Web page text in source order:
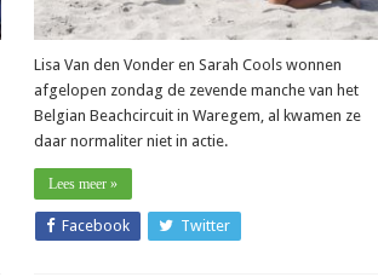
Lisa Van den Vonder en Sarah Cools wonnen
afgelopen zondag de zevende manche van het
Belgian Beachcircuit in Waregem, al kwamen ze
daar normaliter niet in actie.
Lees meer »
Facebook Twitter